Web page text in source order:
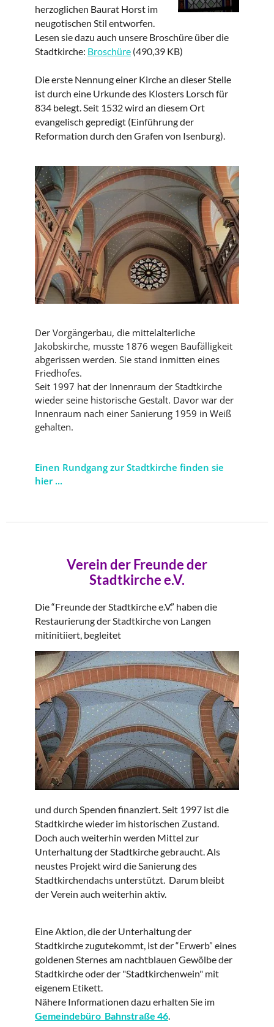
herzoglichen Baurat Horst im
neugotischen Stil entworfen.
Lesen sie dazu auch unsere Broschüre über die
Stadtkirche: Broschüre (490,39 KB)
Die erste Nennung einer Kirche an dieser Stelle
ist durch eine Urkunde des Klosters Lorsch für
834 belegt. Seit 1532 wird an diesem Ort
evangelisch gepredigt (Einführung der
Reformation durch den Grafen von Isenburg).
Der Vorgängerbau, die mittelalterliche
Jakobskirche, musste 1876 wegen Baufälligkeit
abgerissen werden. Sie stand inmitten eines
Friedhofes.
Seit 1997 hat der Innenraum der Stadtkirche
wieder seine historische Gestalt. Davor war der
Innenraum nach einer Sanierung 1959 in Weiß
gehalten.
Einen Rundgang zur Stadtkirche finden sie
hier ...
Verein der Freunde der
Stadtkirche e.V.
Die “Freunde der Stadtkirche e.V.” haben die
Restaurierung der Stadtkirche von Langen
mitinitiiert, begleitet
und durch Spenden finanziert. Seit 1997 ist die
Stadtkirche wieder im historischen Zustand.
Doch auch weiterhin werden Mittel zur
Unterhaltung der Stadtkirche gebraucht. Als
neustes Projekt wird die Sanierung des
Stadtkirchendachs unterstützt. Darum bleibt
der Verein auch weiterhin aktiv.
Eine Aktion, die der Unterhaltung der
Stadtkirche zugutekommt, ist der “Erwerb” eines
goldenen Sternes am nachtblauen Gewölbe der
Stadtkirche oder der "Stadtkirchenwein" mit
eigenem Etikett.
Nähere Informationen dazu erhalten Sie im
Gemeindebüro Bahnstraße 46.